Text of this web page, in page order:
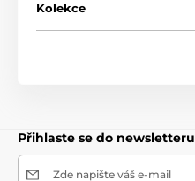
Kolekce
Přihlaste se do newsletteru
Zde napište váš e-mail